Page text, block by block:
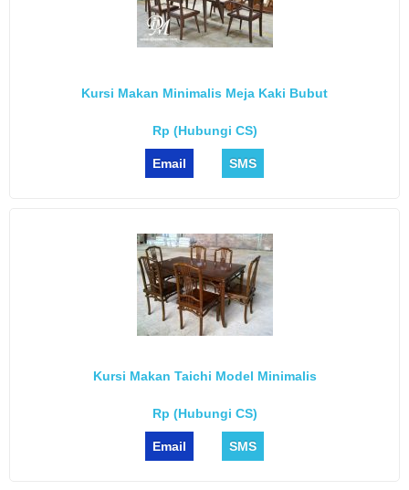
Kursi Makan Minimalis Meja Kaki Bubut
Rp (Hubungi CS)
Email SMS
Kursi Makan Taichi Model Minimalis
Rp (Hubungi CS)
Email SMS